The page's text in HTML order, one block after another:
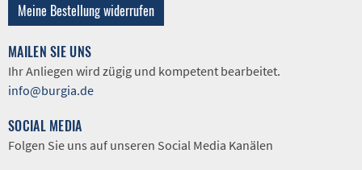
Meine Bestellung widerrufen
MAILEN SIE UNS
Ihr Anliegen wird zügig und kompetent bearbeitet.
info@burgia.de
SOCIAL MEDIA
Folgen Sie uns auf unseren Social Media Kanälen